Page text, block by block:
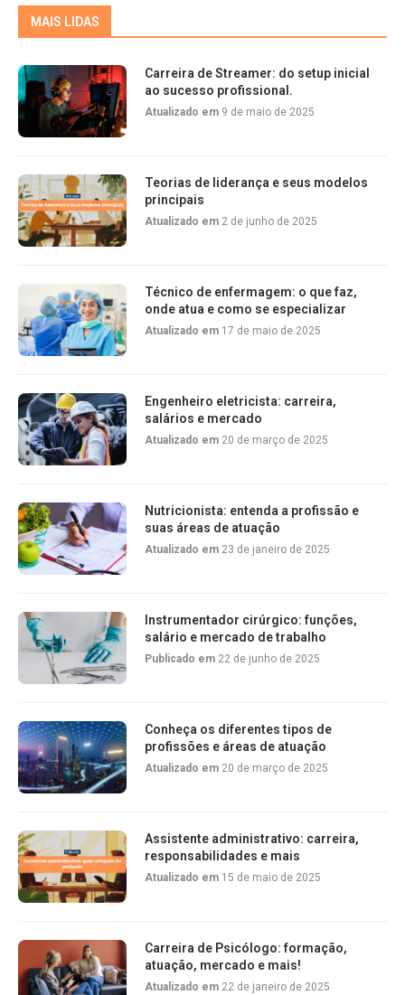
MAIS LIDAS
Carreira de Streamer: do setup inicial
ao sucesso profissional.
Atualizado em 9 de maio de 2025
Teorias de liderança e seus modelos
principais
Atualizado em 2 de junho de 2025
Técnico de enfermagem: o que faz,
onde atua e como se especializar
Atualizado em 17 de maio de 2025
Engenheiro eletricista: carreira,
salários e mercado
Atualizado em 20 de março de 2025
Nutricionista: entenda a profissão e
suas áreas de atuação
Atualizado em 23 de janeiro de 2025
Instrumentador cirúrgico: funções,
salário e mercado de trabalho
Publicado em 22 de junho de 2025
Conheça os diferentes tipos de
profissões e áreas de atuação
Atualizado em 20 de março de 2025
Assistente administrativo: carreira,
responsabilidades e mais
Atualizado em 15 de maio de 2025
Carreira de Psicólogo: formação,
atuação, mercado e mais!
Atualizado em 22 de janeiro de 2025